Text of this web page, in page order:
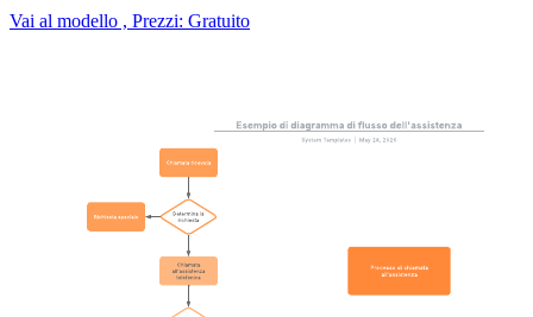
Vai al modello , Prezzi: Gratuito